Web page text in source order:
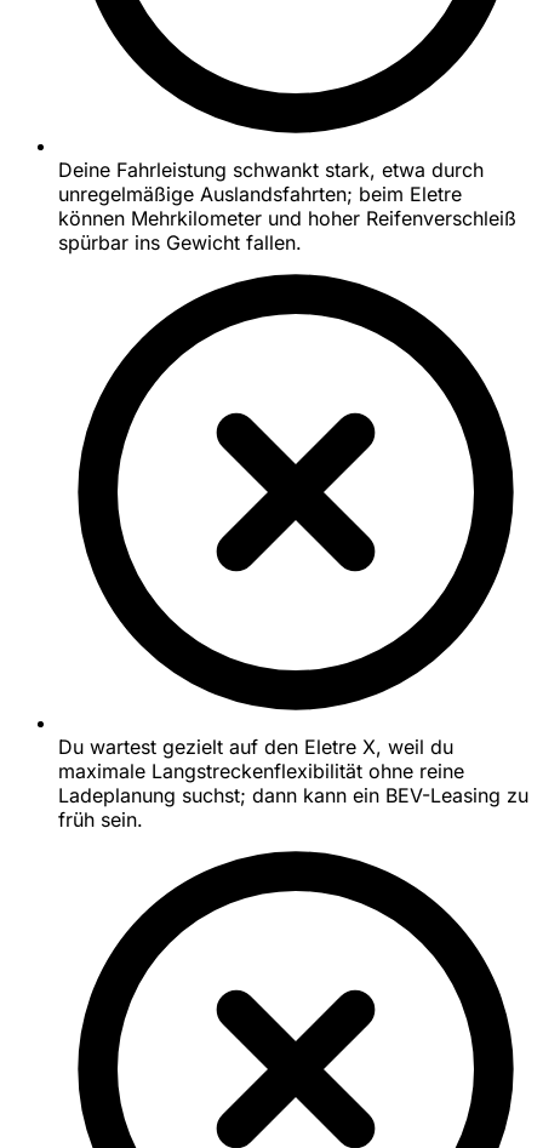
Deine Fahrleistung schwankt stark, etwa durch
unregelmäßige Auslandsfahrten; beim Eletre
können Mehrkilometer und hoher Reifenverschleiß
spürbar ins Gewicht fallen.
Du wartest gezielt auf den Eletre X, weil du
maximale Langstreckenflexibilität ohne reine
Ladeplanung suchst; dann kann ein BEV-Leasing zu
früh sein.